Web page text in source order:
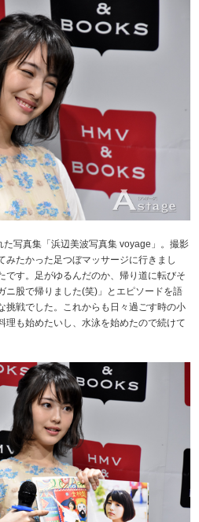
写真集「浜辺美波写真集 voyage」。撮影
みたかった足つぼマッサージに行きまし
です。足がゆるんだのか、帰り道に転びそ
ニ股で帰りました(笑)」とエピソードを語
挑戦でした。これからも日々過ごす時の小
理も始めたいし、水泳を始めたので続けて